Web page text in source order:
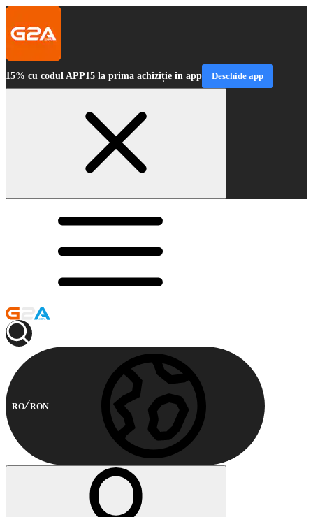
15% cu codul APP15 la prima achiziție în app Deschide app
RO RON